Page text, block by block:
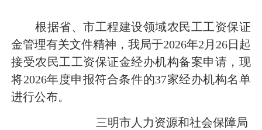
根据省、市工程建设领域农民工工资保证
金管理有关文件精神，我局于2026年2月26日起
接受农民工工资保证金经办机构备案申请，现
将2026年度申报符合条件的37家经办机构名单
进行公布。
三明市人力资源和社会保障局